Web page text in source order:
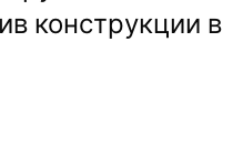
конструкции в